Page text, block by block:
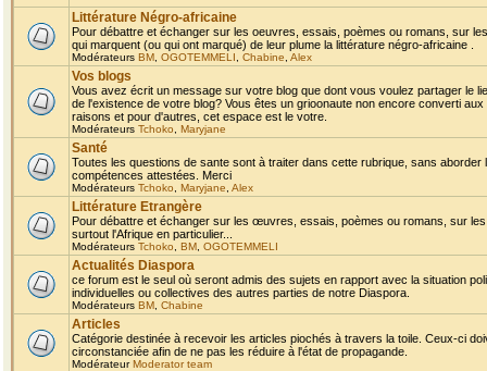
Littérature Négro-africaine
Pour débattre et échanger sur les oeuvres, essais, poèmes ou romans, sur
qui marquent (ou qui ont marqué) de leur plume la littérature négro-africaine .
Modérateurs BM OGOTEMMELI Chabine Alex
Vos blogs
Vous avez écrit un message sur votre blog que dont vous voulez partager le
de l'existence de votre blog? Vous êtes un grioonaute non encore converti
raisons et pour d'autres, cet espace est le votre.
Modérateurs Tchoko Maryjane
Santé
Toutes les questions de sante sont à traiter dans cette rubrique, sans
compétences attestées. Merci
Modérateurs Tchoko Maryjane Alex
Littérature Etrangère
Pour débattre et échanger sur les œuvres, essais, poèmes ou romans, sur
surtout l'Afrique en particulier...
Modérateurs Tchoko BM OGOTEMMELI
Actualités Diaspora
ce forum est le seul où seront admis des sujets en rapport avec la situation
individuelles ou collectives des autres parties de notre Diaspora.
Modérateurs BM Chabine
Articles
Catégorie destinée à recevoir les articles piochés à travers la toile. Ceux-ci
circonstanciée afin de ne pas les réduire à l'état de propagande.
ModérateurModerator team